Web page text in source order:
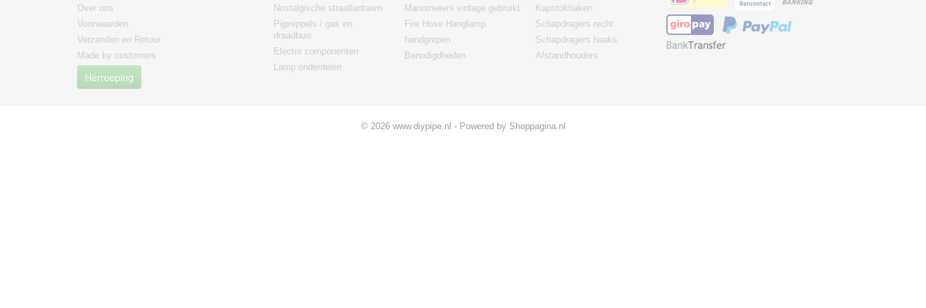
Over ons
Voorwaarden
Verzenden en Retour
Made by customers
Herroeping
Nostalgische straatlantaarn
Pijpnippels / gas en
draadbuis
Electro componenten
Lamp onderdelen
Manometers vintage gebruikt
Fire Hose Hanglamp
handgrepen
Benodigdheden
Kapstokhaken
Schapdragers recht
Schapdragers haaks
Afstandhouders
© 2026 www.diypipe.nl - Powered by Shoppagina.nl